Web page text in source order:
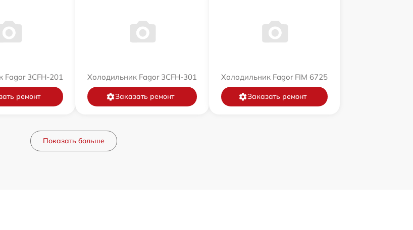
Fagor 3CFH-201
ремонт
Холодильник Fagor 3CFH-301
Заказать ремонт
Холодильник Fagor FIM 6725
Заказать ремонт
Показать больше